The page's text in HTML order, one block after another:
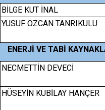
BİLGE KUT İNAL
YUSUF ÖZCAN TANRIKULU
ENERJİ VE TABİ
NECMETTİN DEVECİ
HÜSEYİN KUBİLAY HANÇER